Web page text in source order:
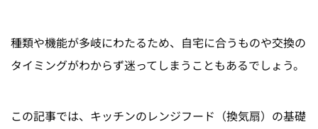
種類や機能が多岐にわたるため、自宅に合うものや交換の
タイミングがわからず迷ってしまうこともあるでしょう。
この記事では、キッチンのレンジフード（換気扇）の基礎